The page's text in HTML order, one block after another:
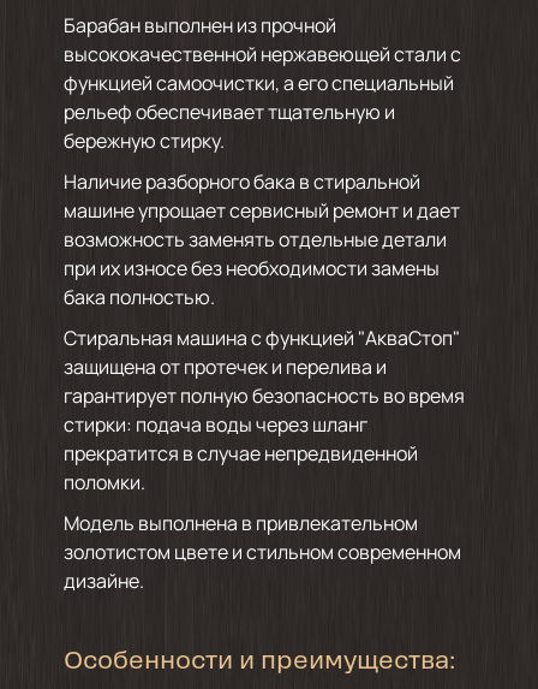
Барабан выполнен из прочной
высококачественной нержавеющей стали с
функцией самоочистки, а его специальный
рельеф обеспечивает тщательную и
бережную стирку.
Наличие разборного бака в стиральной
машине упрощает сервисный ремонт и дает
возможность заменять отдельные детали
при их износе без необходимости замены
бака полностью.
Стиральная машина с функцией "АкваСтоп"
защищена от протечек и перелива и
гарантирует полную безопасность во время
стирки: подача воды через шланг
прекратится в случае непредвиденной
поломки.
Модель выполнена в привлекательном
золотистом цвете и стильном современном
дизайне.
Особенности и преимущества: